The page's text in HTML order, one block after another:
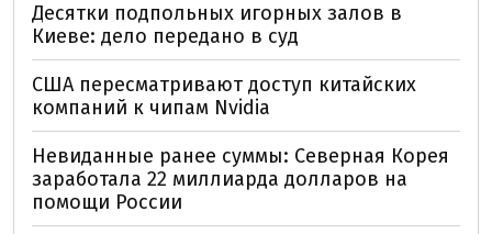
Десятки подпольных игорных залов в
Киеве: дело передано в суд
США пересматривают доступ китайских
компаний к чипам Nvidia
Невиданные ранее суммы: Северная Корея
заработала 22 миллиарда долларов на
помощи России